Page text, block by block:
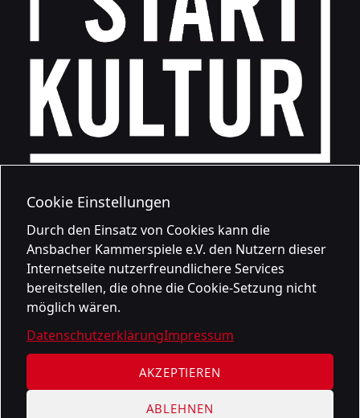
Cookie Einstellungen
Durch den Einsatz von Cookies kann die
Ansbacher Kammerspiele e.V. den Nutzern dieser
Internetseite nutzerfreundlichere Services
bereitstellen, die ohne die Cookie-Setzung nicht
möglich wären.
AKZEPTIEREN
ABLEHNEN
DatenschutzerklärungImpressum
Datenschutzerklärung